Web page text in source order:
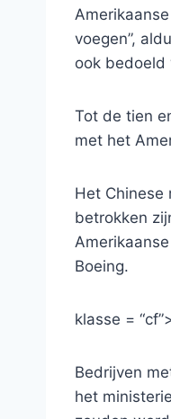
voegen”,
ook bedoeld
Tot de tien
met het
Het Chinese
betrokken
Boeing.
klasse =
Bedrijven
het